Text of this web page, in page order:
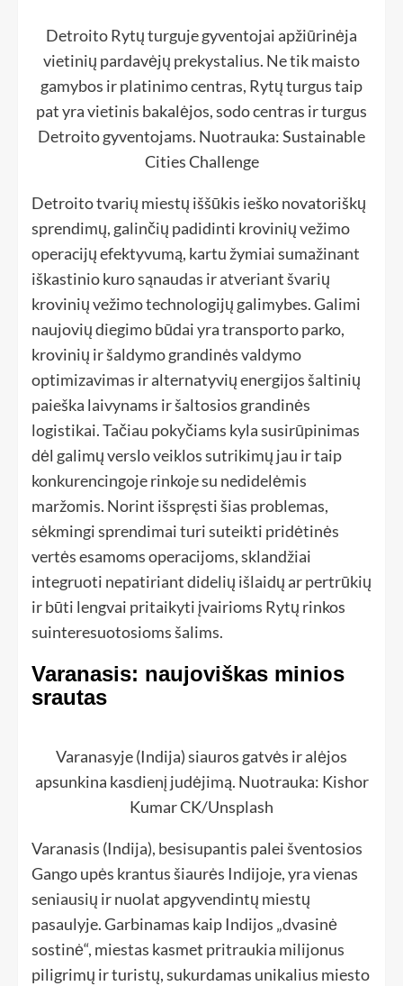
Detroito Rytų turguje gyventojai apžiūrinėja
vietinių pardavėjų prekystalius. Ne tik maisto
gamybos ir platinimo centras, Rytų turgus taip
pat yra vietinis bakalėjos, sodo centras ir turgus
Detroito gyventojams. Nuotrauka: Sustainable
Cities Challenge
Detroito tvarių miestų iššūkis ieško novatoriškų
sprendimų, galinčių padidinti krovinių vežimo
operacijų efektyvumą, kartu žymiai sumažinant
iškastinio kuro sąnaudas ir atveriant švarių
krovinių vežimo technologijų galimybes. Galimi
naujovių diegimo būdai yra transporto parko,
krovinių ir šaldymo grandinės valdymo
optimizavimas ir alternatyvių energijos šaltinių
paieška laivynams ir šaltosios grandinės
logistikai. Tačiau pokyčiams kyla susirūpinimas
dėl galimų verslo veiklos sutrikimų jau ir taip
konkurencingoje rinkoje su nedidelėmis
maržomis. Norint išspręsti šias problemas,
sėkmingi sprendimai turi suteikti pridėtinės
vertės esamoms operacijoms, sklandžiai
integruoti nepatiriant didelių išlaidų ar pertrūkių
ir būti lengvai pritaikyti įvairioms Rytų rinkos
suinteresuotosioms šalims.
Varanasis: naujoviškas minios
srautas
Varanasyje (Indija) siauros gatvės ir alėjos
apsunkina kasdienį judėjimą. Nuotrauka: Kishor
Kumar CK/Unsplash
Varanasis (Indija), besisupantis palei šventosios
Gango upės krantus šiaurės Indijoje, yra vienas
seniausių ir nuolat apgyvendintų miestų
pasaulyje. Garbinamas kaip Indijos „dvasinė
sostinė“, miestas kasmet pritraukia milijonus
piligrimų ir turistų, sukurdamas unikalius miesto